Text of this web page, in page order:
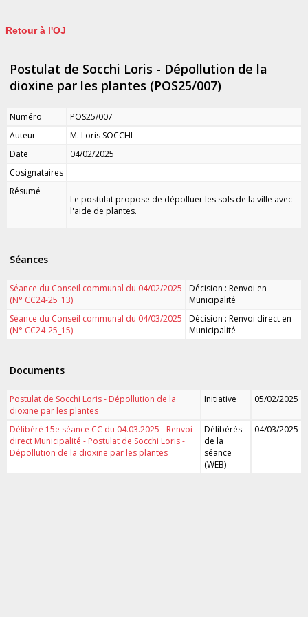
Retour à l'OJ
Postulat de Socchi Loris - Dépollution de la
dioxine par les plantes (POS25/007)
Numéro
POS25/007
Auteur
M. Loris SOCCHI
Date
04/02/2025
Cosignataires
Résumé
Le postulat propose de dépolluer les sols de la ville avec
l'aide de plantes.
Séances
Séance du Conseil communal du 04/02/2025
(N° CC24-25_13)
Décision : Renvoi en
Municipalité
Séance du Conseil communal du 04/03/2025
(N° CC24-25_15)
Décision : Renvoi direct en
Municipalité
Documents
Postulat de Socchi Loris - Dépollution de la
dioxine par les plantes
Initiative 05/02/2025
Délibéré 15e séance CC du 04.03.2025 - Renvoi
direct Municipalité - Postulat de Socchi Loris -
Dépollution de la dioxine par les plantes
Délibérés
de la
séance
(WEB)
04/03/2025